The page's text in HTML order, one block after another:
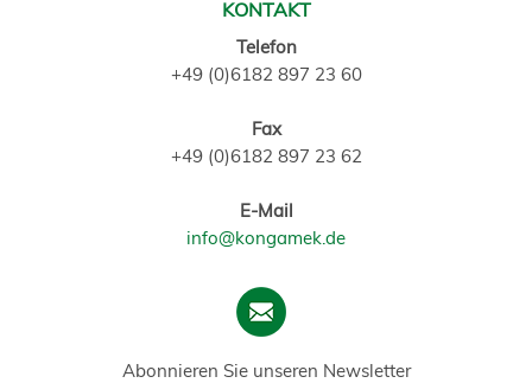
KONTAKT
Telefon
+49 (0)6182 897 23 60
Fax
+49 (0)6182 897 23 62
E-Mail
info@kongamek.de
Abonnieren Sie unseren Newsletter